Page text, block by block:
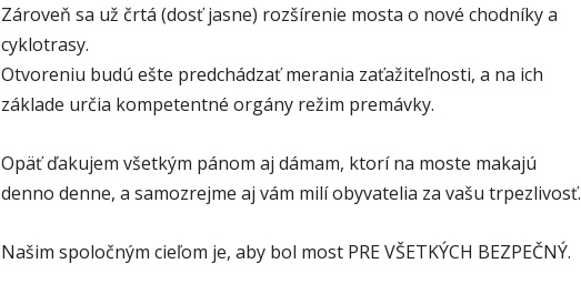
Zároveň sa už črtá (dosť jasne) rozšírenie mosta o nové chodníky a
cyklotrasy.
Otvoreniu budú ešte predchádzať merania zaťažiteľnosti, a na ich
základe určia kompetentné orgány režim premávky.
Opäť ďakujem všetkým pánom aj dámam, ktorí na moste makajú
denno denne, a samozrejme aj vám milí obyvatelia za vašu trpezlivosť.
Našim spoločným cieľom je, aby bol most PRE VŠETKÝCH BEZPEČNÝ.